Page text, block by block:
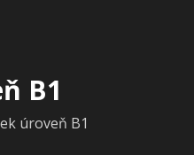
B1
úroveň B1